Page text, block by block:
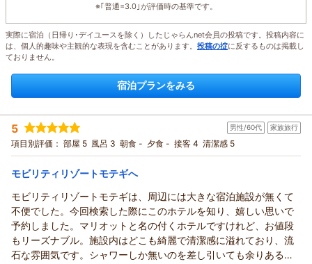
※｢普通=3.0｣が評価時の基準です。
実際に宿泊（日帰り･デイユースを除く）したじゃらんnet会員の投稿です。投稿内容に
は、個人的趣味や主観的な表現を含むことがあります。 投稿の掟に反するものは掲載し
ておりません。
宿泊プランをみる
5 男性/60代 家族旅行
項目別評価： 部屋 5 風呂 3 朝食 - 夕食 - 接客 4 清潔感 5
モビリティリゾートモテギへ
モビリティリゾートモテギは、周辺には大きな宿泊施設が無くて
不便でした。今回検索した際にこのホテルを知り、嬉しい思いで
予約しました。マリオットと名の付くホテルですけれど、お値段
もリーズナブル。施設内はどこも綺麗で清潔感に溢れており、流
石な雰囲気です。シャワーしか無いのを差し引いても余りある快